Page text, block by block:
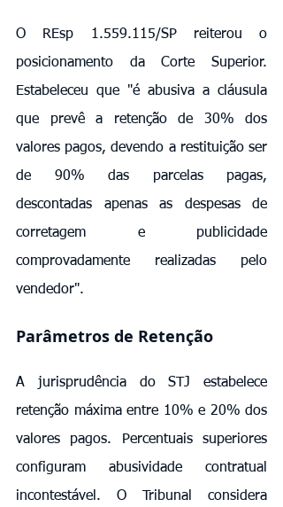
O REsp 1.559.115/SP reiterou o
posicionamento da Corte Superior.
Estabeleceu que "é abusiva a cláusula
que prevê a retenção de 30% dos
valores pagos, devendo a restituição ser
de 90% das parcelas pagas,
descontadas apenas as despesas de
corretagem e publicidade
comprovadamente realizadas pelo
vendedor".
Parâmetros de Retenção
A jurisprudência do STJ estabelece
retenção máxima entre 10% e 20% dos
valores pagos. Percentuais superiores
configuram abusividade contratual
incontestável. O Tribunal considera